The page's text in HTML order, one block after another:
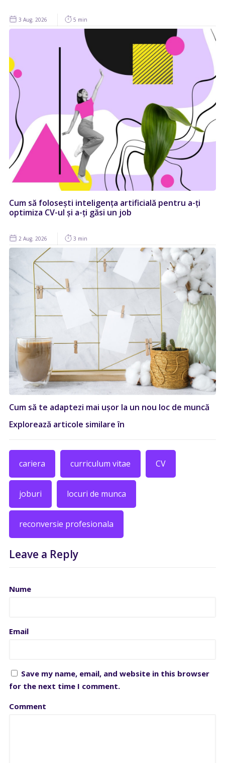
3 Aug. 2026 5 min
Cum să folosești inteligența artificială pentru a-ți
optimiza CV-ul și a-ți găsi un job
2 Aug. 2026 3 min
Cum să te adaptezi mai ușor la un nou loc de muncă
Explorează articole similare în
cariera curriculum vitae CV
joburi locuri de munca
reconversie profesionala
Leave a Reply
Nume
Email
Save my name, email, and website in this browser
for the next time I comment.
Comment